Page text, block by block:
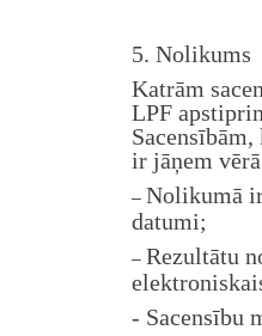
5. Nolikums
Katrām
LPF
ir jāņem
– Nolikumā ir
datumi;
– Rezultātu
- Sacensību